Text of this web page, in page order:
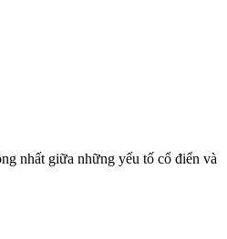
nhất giữa những yếu tố cổ điển và